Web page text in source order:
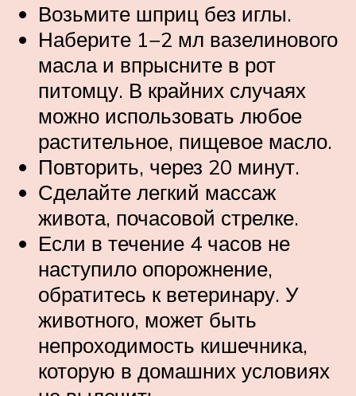
Возьмите шприц без иглы.
Наберите 1−2 мл вазелинового
масла и впрысните в рот
питомцу. В крайних случаях
можно использовать любое
растительное, пищевое масло.
Повторить, через 20 минут.
Сделайте легкий массаж
живота, почасовой стрелке.
Если в течение 4 часов не
наступило опорожнение,
обратитесь к ветеринару. У
животного, может быть
непроходимость кишечника,
которую в домашних условиях